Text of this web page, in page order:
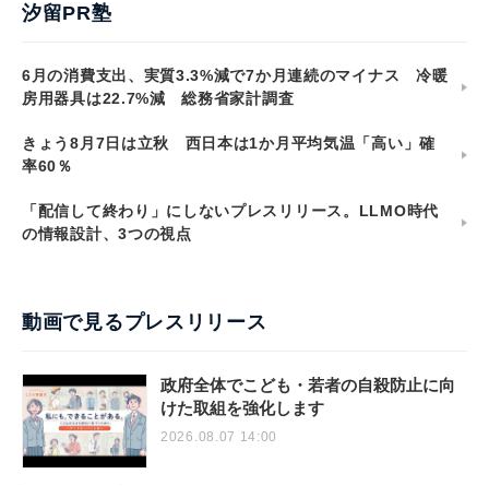
汐留PR塾
6月の消費支出、実質3.3%減で7か月連続のマイナス 冷暖
房用器具は22.7%減 総務省家計調査
きょう8月7日は立秋 西日本は1か月平均気温「高い」確
率60％
「配信して終わり」にしないプレスリリース。LLMO時代
の情報設計、3つの視点
動画で見るプレスリリース
政府全体でこども・若者の自殺防止に向
けた取組を強化します
2026.08.07 14:00